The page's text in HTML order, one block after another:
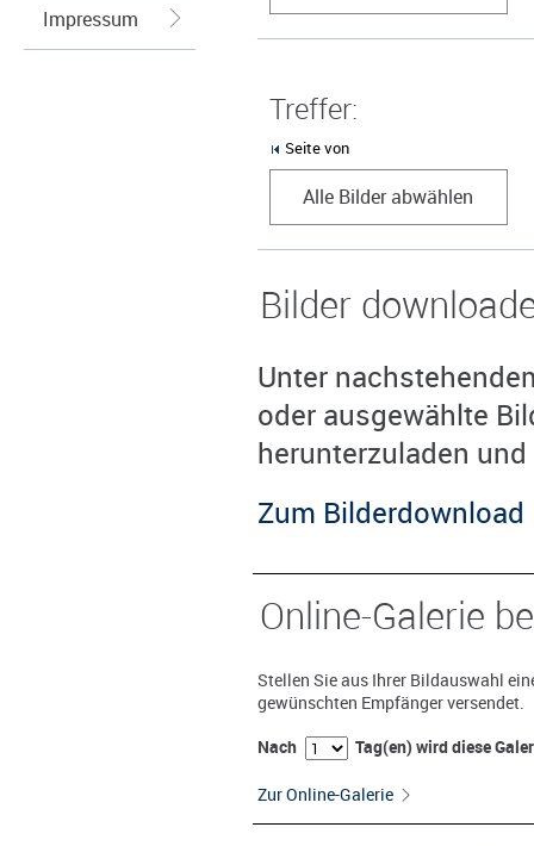
Impressum
Treffer:
Seite von
Alle Bilder abwählen
Bilder
Unter
oder ausgewählte
herunterzuladen
Zum Bilderdownload
Online-Galerie
Stellen Sie aus Ihrer Bildauswahl
gewünschten Empfänger versendet.
Nach
Tag(en) wird diese
Zur Online-Galerie